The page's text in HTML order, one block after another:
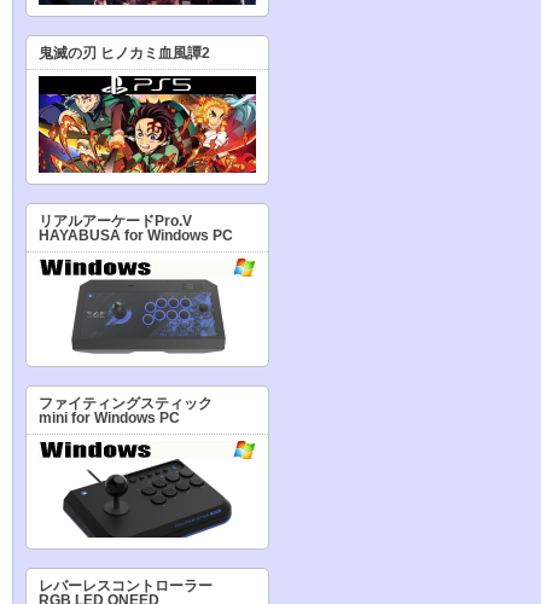
鬼滅の刃 ヒノカミ血風譚2
リアルアーケードPro.V
HAYABUSA for Windows PC
ファイティングスティック
mini for Windows PC
レバーレスコントローラー
RGB LED ONEED